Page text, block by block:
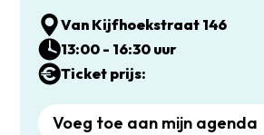
Van Kijfhoekstraat 146
13:00 - 16:30 uur
Ticket prijs:
Voeg toe aan mijn agenda